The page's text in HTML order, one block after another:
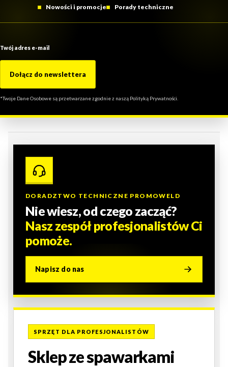
Nowości i promocje Porady techniczne
Twój adres e-mail
Dołącz do newslettera
*Twoje Dane Osobowe są przetwarzane zgodnie z naszą Polityką Prywatności.
DORADZTWO TECHNICZNE PROMOWELD
Nie wiesz, od czego zacząć?
Nasz zespół profesjonalistów Ci
pomoże.
Napisz do nas
SPRZĘT DLA PROFESJONALISTÓW
Sklep ze spawarkami